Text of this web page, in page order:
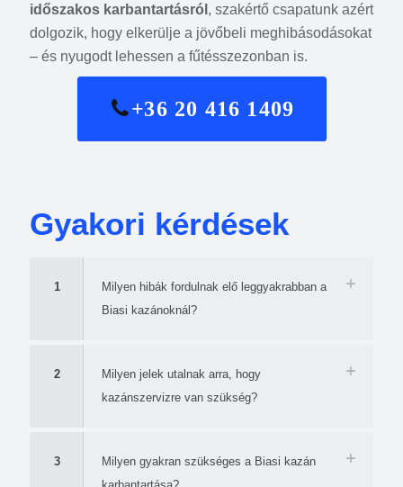
időszakos karbantartásról , szakértő csapatunk azért
dolgozik, hogy elkerülje a jövőbeli meghibásodásokat
– és nyugodt lehessen a fűtésszezonban is.
+36 20 416 1409
Gyakori kérdések
1
Milyen hibák fordulnak elő leggyakrabban a
Biasi kazánoknál?
2
Milyen jelek utalnak arra, hogy
kazánszervizre van szükség?
3
Milyen gyakran szükséges a Biasi kazán